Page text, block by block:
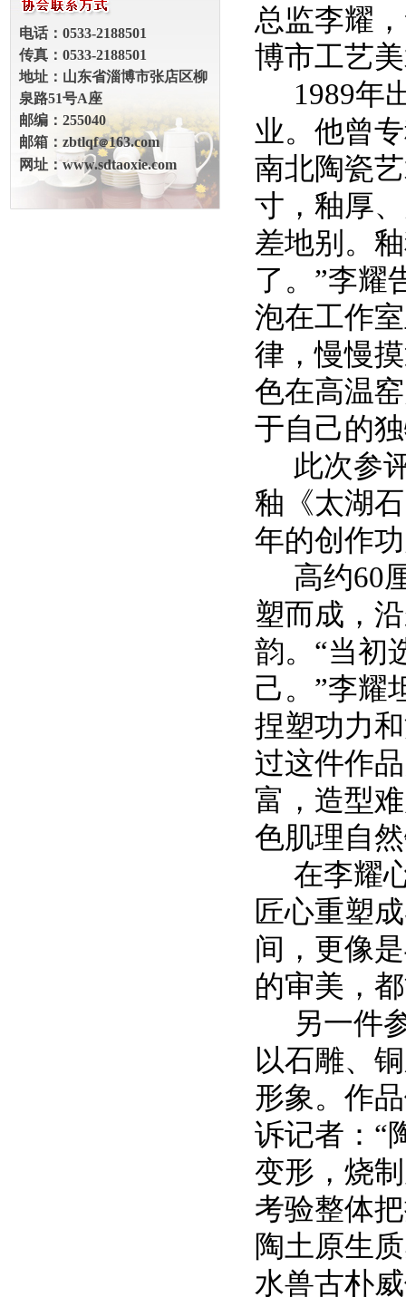
电话： 0533-2188501
传真： 0533-2188501
地址：山东省淄博市张店区柳
泉路51号A座
邮编：255040
邮箱：zbtlqf＠163.com
网址：www.sdtaoxie.com
总监李耀
博市工艺
1989年
业。他曾
南北陶瓷
寸，釉厚
差地别。
了。”李耀
泡在工作
律，慢慢
色在高温
于自己的
此次参
釉《太湖
年的创作
高约60
塑而成，
韵。“当初
己。”李耀
捏塑功力
过这件作
富，造型
色肌理自
在李耀
匠心重塑
间，更像
的审美，
另一件
以石雕、
形象。作
诉记者： “
变形，烧
考验整体
陶土原生
水兽古朴